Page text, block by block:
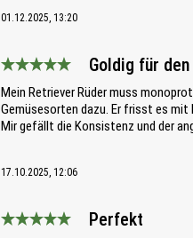
01.12.2025, 13:20
Bewertung mit 5 von 5 Sternen
Goldig für
Mein Retriever Rüder muss
Gemüsesorten dazu. Er frisst es mit
Mir gefällt die Konsistenz und der
17.10.2025, 12:06
Perfekt